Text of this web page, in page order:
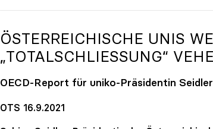
ÖSTERREICHISCHE UNIS
„TOTALSCHLIESSUNG“
OECD-Report für uniko-Präsidentin
OTS 16.9.2021